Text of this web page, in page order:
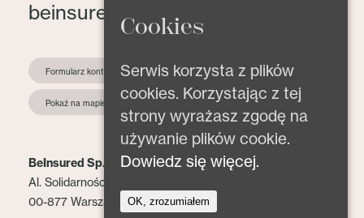
beinsured@beinsured.pl
Formularz kontaktowy
Pokaż na mapie
BeInsured Sp. z o.o.
Al. Solidarności 153 lok. 2
00-877 Warszawa
Cookies
Serwis korzysta z plików
cookies. Korzystając z tej
strony wyrażasz zgodę na
używanie plików cookie.
Dowiedz się więcej.
OK, zrozumiałem